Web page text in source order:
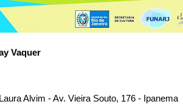
Vaquer
Alvim - Av. Vieira Souto, 176 - Ipanema